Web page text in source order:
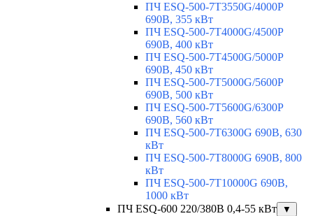
ПЧ ESQ-500-7T3550G/4000P
690В, 355 кВт
ПЧ ESQ-500-7T4000G/4500P
690В, 400 кВт
ПЧ ESQ-500-7T4500G/5000P
690В, 450 кВт
ПЧ ESQ-500-7T5000G/5600P
690В, 500 кВт
ПЧ ESQ-500-7T5600G/6300P
690В, 560 кВт
ПЧ ESQ-500-7T6300G 690В, 630
кВт
ПЧ ESQ-500-7T8000G 690В, 800
кВт
ПЧ ESQ-500-7T10000G 690В,
1000 кВт
ПЧ ESQ-600 220/380В 0,4-55 кВт
▼